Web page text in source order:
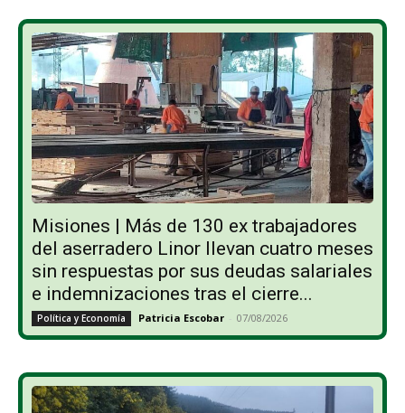
Misiones | Más de 130 ex trabajadores
del aserradero Linor llevan cuatro meses
sin respuestas por sus deudas salariales
e indemnizaciones tras el cierre...
Política y Economía Patricia Escobar - 07/08/2026